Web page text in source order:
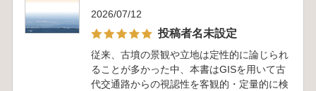
2026/07/12
投稿者名未設定
従来、古墳の景観や立地は定性的に論じられ
ることが多かった中、本書はGISを用いて古
代交通路からの視認性を客観的・定量的に検